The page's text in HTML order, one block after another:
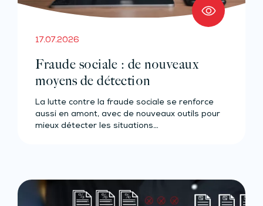
17.07.2026
Fraude sociale : de nouveaux
moyens de détection
La lutte contre la fraude sociale se renforce
aussi en amont, avec de nouveaux outils pour
mieux détecter les situations…